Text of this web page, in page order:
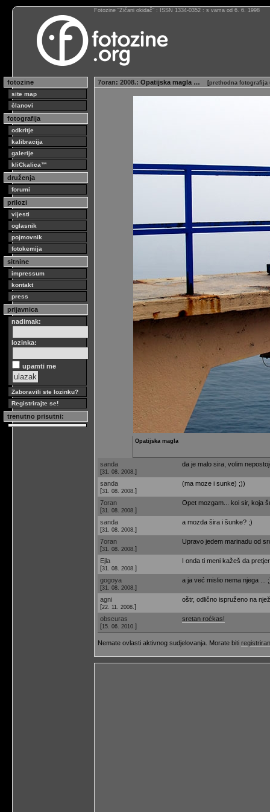
Fotozine “Žičani okidač” : ISSN 1334-0352 : s vama od 6. 6. 1998
fotozine
site map
članovi
fotografija
odkritje
kalibracija
galerije
kliCkalica™
druženja
forumi
prilozi
vijesti
oglasnik
pojmovnik
fotokemija
sitnine
impressum
kontakt
press
prijavnica
nadimak:
lozinka:
upamti me
Zaboravili ste lozinku?
Registrirajte se!
trenutno prisutni:
7oran: 2008.: Opatijska magla … [prethodna fotografija
Opatijska magla
sanda
[31. 08. 2008. ]
da je malo sira, volim
sanda
[31. 08. 2008. ]
(ma moze i sunke) ;))
7oran
[31. 08. 2008. ]
Opet mozgam... koi sir, koja
sanda
[31. 08. 2008. ]
a mozda šira i šunke? ;)
7oran
[31. 08. 2008. ]
Upravo jedem marinadu od
Ejla
[31. 08. 2008. ]
I onda ti meni kažeš da
gogoya
[31. 08. 2008. ]
a ja već mislio nema njega ...
agni
[22. 11. 2008. ]
oštr, odlično ispruženo na
obscuras
[15. 06. 2010. ]
sretan roćkas!
Nemate ovlasti aktivnog sudjelovanja. Morate biti